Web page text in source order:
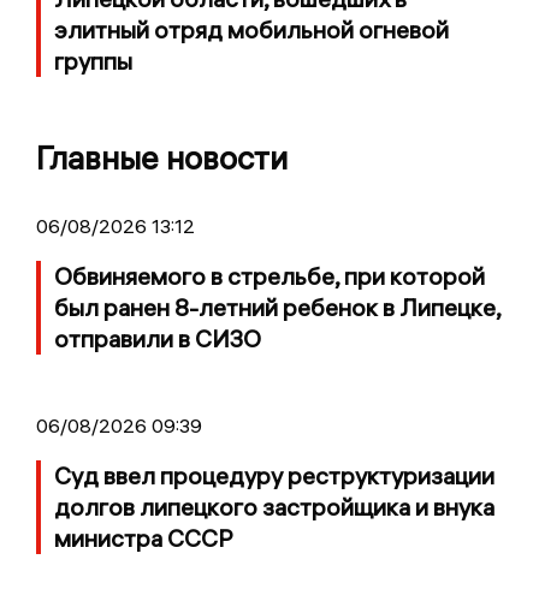
элитный отряд мобильной огневой
группы
Главные новости
06/08/2026 13:12
Обвиняемого в стрельбе, при которой
был ранен 8-летний ребенок в Липецке,
отправили в СИЗО
06/08/2026 09:39
Суд ввел процедуру реструктуризации
долгов липецкого застройщика и внука
министра СССР